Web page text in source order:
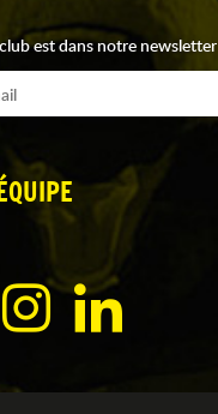
est dans notre newsletter